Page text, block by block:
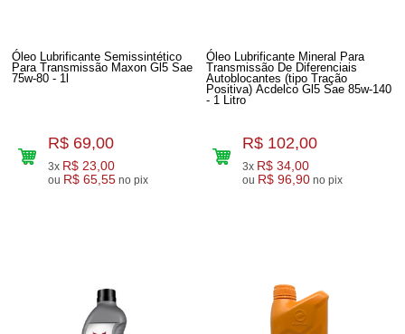
Óleo Lubrificante Semissintético
Para Transmissão Maxon Gl5 Sae
75w-80 - 1l
R$ 69,00
3x R$ 23,00
ou R$ 65,55 no pix
Óleo Lubrificante Mineral Para
Transmissão De Diferenciais
Autoblocantes (tipo Tração
Positiva) Acdelco Gl5 Sae 85w-140
- 1 Litro
R$ 102,00
3x R$ 34,00
ou R$ 96,90 no pix